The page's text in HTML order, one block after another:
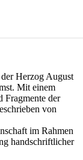
Herzog August
Mit einem
Fragmente der
von
im Rahmen
handschriftlicher